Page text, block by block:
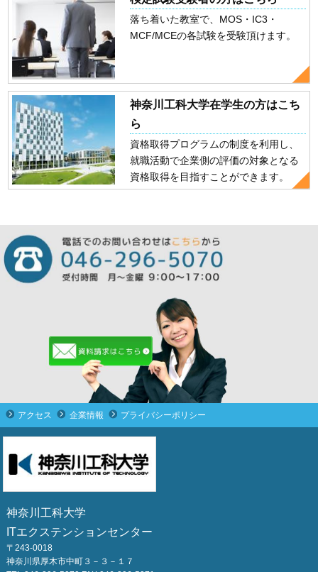
落ち着いた教室で、MOS・IC3・
MCF/MCEの各試験を受験頂けます。
神奈川工科大学在学生の方はこち
ら
資格取得プログラムの制度を利用し、
就職活動で企業側の評価の対象となる
資格取得を目指すことができます。
アクセス 企業情報 プライバシーポリシー
神奈川工科大学
ITエクステンションセンター
〒243-0018
神奈川県厚木市中町３－３－１７